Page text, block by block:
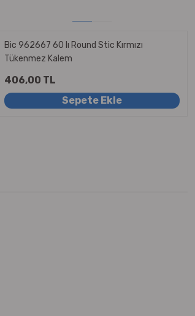
Bic 962667 60 lı Round Stic Kırmızı
Tükenmez Kalem
406,00 TL
Sepete Ekle